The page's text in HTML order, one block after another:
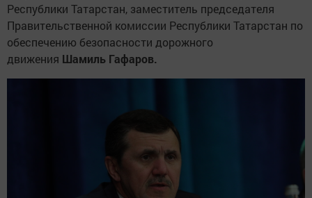
Республики Татарстан, заместитель председателя
Правительственной комиссии Республики Татарстан по
обеспечению безопасности дорожного
движения Шамиль Гафаров.